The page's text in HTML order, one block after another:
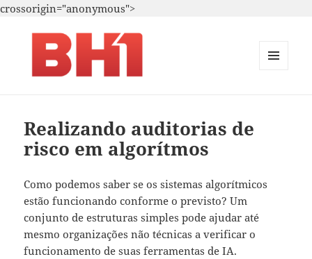
crossorigin="anonymous">
Realizando auditorias de
risco em algorítmos
Como podemos saber se os sistemas algorítmicos
estão funcionando conforme o previsto? Um
conjunto de estruturas simples pode ajudar até
mesmo organizações não técnicas a verificar o
funcionamento de suas ferramentas de IA.